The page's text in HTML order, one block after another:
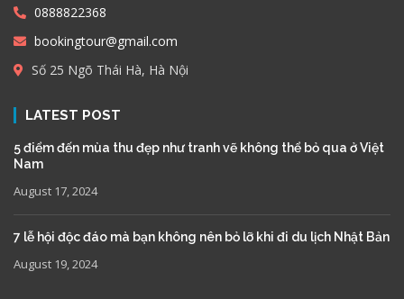
0888822368
bookingtour@gmail.com
Số 25 Ngõ Thái Hà, Hà Nội
LATEST POST
5 điểm đến mùa thu đẹp như tranh vẽ không thể bỏ qua ở Việt
Nam
August 17, 2024
7 lễ hội độc đáo mà bạn không nên bỏ lỡ khi đi du lịch Nhật Bản
August 19, 2024